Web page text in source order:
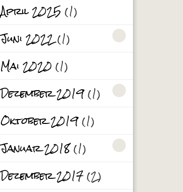
April 2025(1)
Juni 2022(1)
Mai 2020(1)
Dezember 2019(1)
Oktober 2019(1)
Januar 2018(1)
Dezember 2017(2)